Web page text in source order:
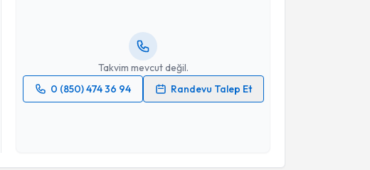
Takvim mevcut değil.
0 (850) 474 36 94
Randevu Talep Et
Randevu Takvimi Talebi